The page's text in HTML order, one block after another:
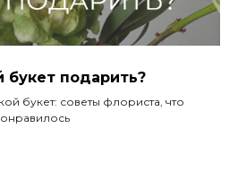
букет подарить?
букет: советы флориста, что